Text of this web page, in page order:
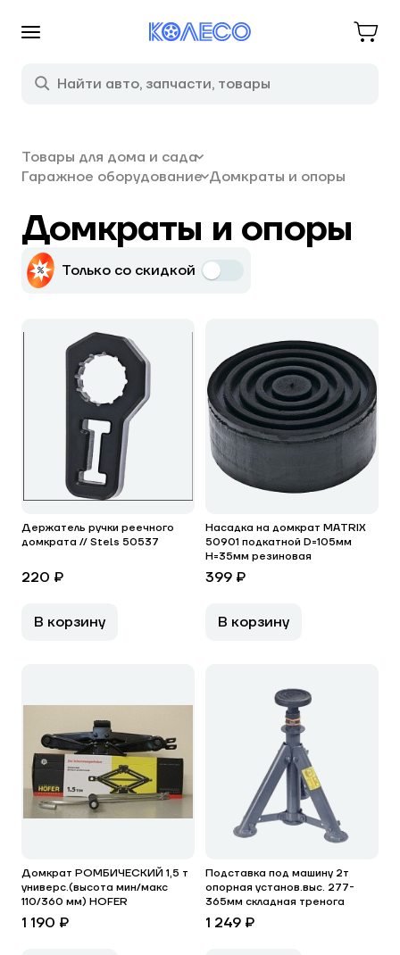
Товары для дома и сада
Гаражное оборудование Домкраты и опоры
Домкраты и опоры
Только со скидкой
Держатель ручки реечного
домкрата // Stels 50537
220 ₽
В корзину
Насадка на домкрат MATRIX
50901 подкатной D=105мм
H=35мм резиновая
399 ₽
В корзину
Домкрат РОМБИЧЕСКИЙ 1,5 т
универс.(высота мин/макс
110/360 мм) HOFER
1 190 ₽
Подставка под машину 2т
опорная установ.выс. 277-
365мм складная тренога
1 249 ₽